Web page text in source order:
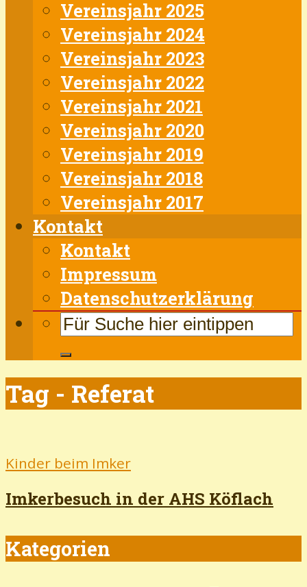
Vereinsjahr 2025
Vereinsjahr 2024
Vereinsjahr 2023
Vereinsjahr 2022
Vereinsjahr 2021
Vereinsjahr 2020
Vereinsjahr 2019
Vereinsjahr 2018
Vereinsjahr 2017
Kontakt
Kontakt
Impressum
Datenschutzerklärung
Tag - Referat
Kinder beim Imker
Imkerbesuch in der AHS Köflach
Kategorien